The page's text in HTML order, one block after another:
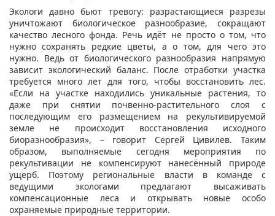
Экологи давно бьют тревогу: разрастающиеся разрезы
уничтожают биологическое разнообразие, сокращают
качество лесного фонда. Речь идёт не просто о том, что
нужно сохранять редкие цветы, а о том, для чего это
нужно. Ведь от биологического разнообразия напрямую
зависит экологический баланс. После отработки участка
требуется много лет для того, чтобы восстановить лес.
«Если на участке находились уникальные растения, то
даже при снятии почвенно-растительного слоя с
последующим его размещением на рекультивируемой
земле не происходит восстановления исходного
биоразнообразия», – говорит Сергей Цивилев. Таким
образом, выполняемые сегодня мероприятия по
рекультивации не компенсируют нанесённый природе
ущерб. Поэтому региональные власти в команде с
ведущими экологами предлагают высаживать
компенсационные леса и открывать новые особо
охраняемые природные территории.